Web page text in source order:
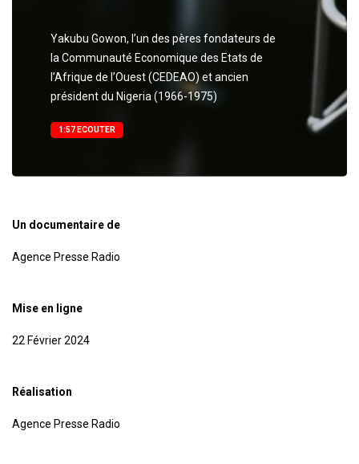
Yakubu Gowon, l’un des pères fondateurs de
la Communauté Economique des Etats de
l’Afrique de l’Ouest (CEDEAO) et ancien
président du Nigeria (1966-1975)
1:57 ECOUTER
Un documentaire de
Agence Presse Radio
Mise en ligne
22 Février 2024
Réalisation
Agence Presse Radio